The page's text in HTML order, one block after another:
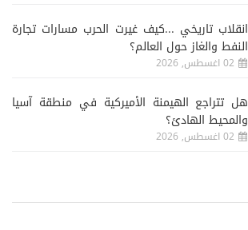
انقلاب تاريخي ...كيف غيرت الحرب مسارات تجارة
النفط والغاز حول العالم؟
02 اغسطس, 2026
هل تتراجع الهيمنة الأميركية في منطقة آسيا
والمحيط الهادئ؟
02 اغسطس, 2026